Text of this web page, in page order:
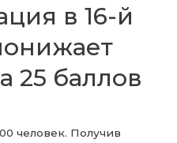
в 16-й
25 баллов
человек. Получив